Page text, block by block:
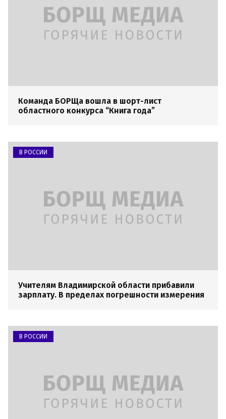
Команда БОРЩа вошла в шорт-лист
областного конкурса “Книга года”
В РОССИИ
Учителям Владимирской области прибавили
зарплату. В пределах погрешности измерения
В РОССИИ